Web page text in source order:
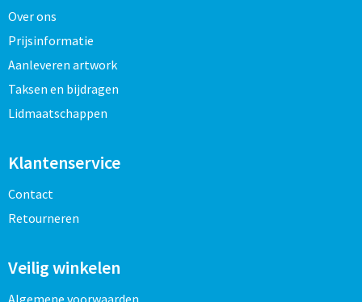
Over ons
Prijsinformatie
Aanleveren artwork
Taksen en bijdragen
Lidmaatschappen
Klantenservice
Contact
Retourneren
Veilig winkelen
Algemene voorwaarden